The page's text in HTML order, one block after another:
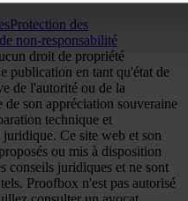
Protection des
non-responsabilité
droit de propriété
publication en tant qu'état de
de l'autorité ou de la
son appréciation souveraine
technique et
Ce site web et son
ou mis à disposition
conseils juridiques et ne sont
Proofbox n'est pas autorisé